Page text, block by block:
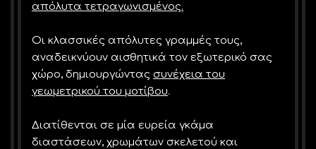
απόλυτα τετραγωνισμένος.
Οι κλασσικές απόλυτες γραμμές τους,
αναδεικνύουν αισθητικά τον εξωτερικό σας
χώρο, δημιουργώντας συνέχεια του
γεωμετρικού του μοτίβου.
Διατίθενται σε μία ευρεία γκάμα
διαστάσεων, χρωμάτων σκελετού και